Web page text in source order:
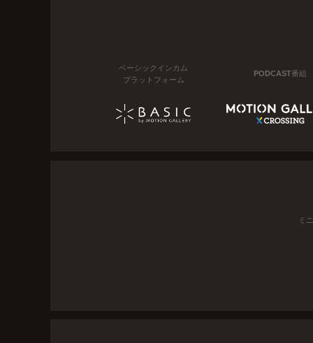
ベーシックインカム
プラットフォーム
PODCAST番組
ミ